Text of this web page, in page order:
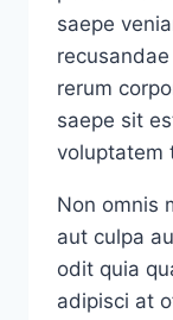
saepe
rerum
saepe sit
voluptatem
Non omnis
aut culpa
odit quia
adipisci at